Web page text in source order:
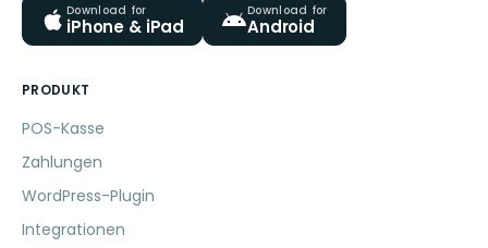
Download for
iPhone & iPad
Download for
Android
PRODUKT
POS-Kasse
Zahlungen
WordPress-Plugin
Integrationen